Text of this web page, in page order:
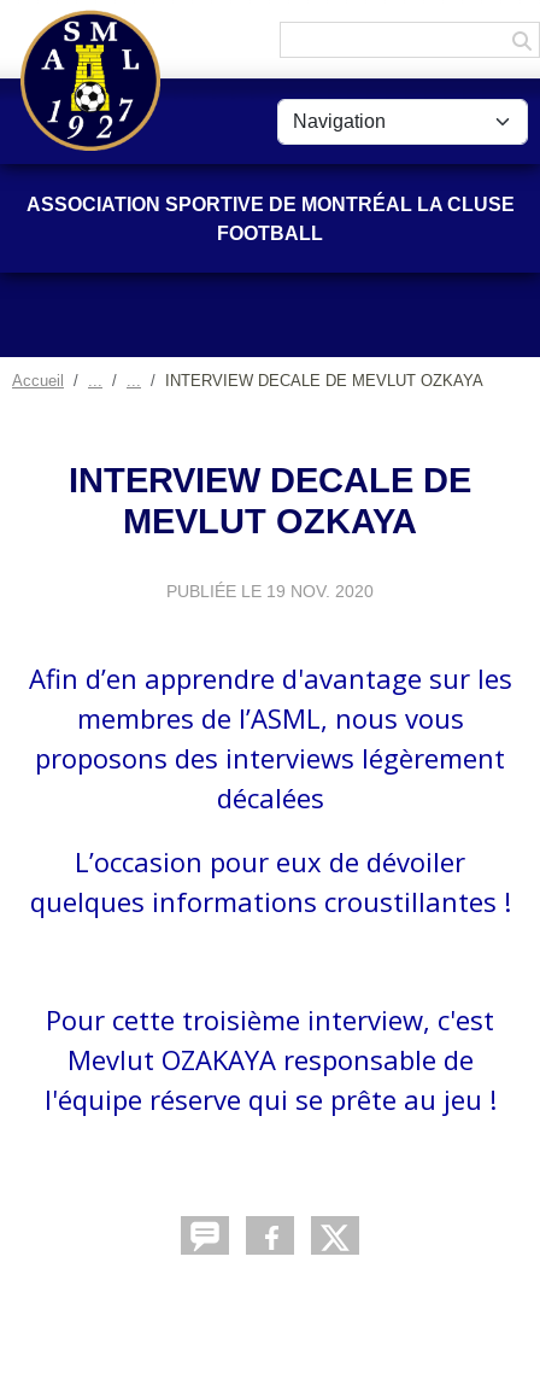
ASSOCIATION SPORTIVE DE MONTRÉAL LA CLUSE
FOOTBALL
Accueil INTERVIEW DECALE DE MEVLUT OZKAYA
INTERVIEW DECALE DE
MEVLUT OZKAYA
PUBLIÉE LE 19 NOV. 2020
Afin d’en apprendre d'avantage sur les
membres de l’ASML, nous vous
proposons des interviews légèrement
décalées
L’occasion pour eux de dévoiler
quelques informations croustillantes !
Pour cette troisième interview, c'est
Mevlut OZAKAYA responsable de
l'équipe réserve qui se prête au jeu !
Panneau de gestion des cookies